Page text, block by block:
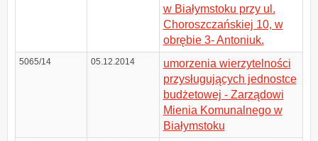
w Białymstoku przy ul.
Choroszczańskiej 10, w
obrębie 3- Antoniuk.
5065/14 05.12.2014
umorzenia wierzytelności
przysługujących jednostce
budżetowej - Zarządowi
Mienia Komunalnego w
Białymstoku